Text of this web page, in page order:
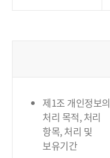
제1조 개인정보의
처리 목적, 처리
항목, 처리 및
보유기간